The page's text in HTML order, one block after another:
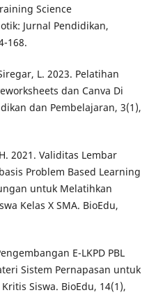
Science
Jurnal Pendidikan,
168.
L. 2023. Pelatihan
dan Canva Di
dan Pembelajaran, 3(1),
2021. Validitas Lembar
Problem Based Learning
untuk Melatihkan
Kelas X SMA. BioEdu,
E-LKPD PBL
Sistem Pernapasan untuk
Siswa. BioEdu, 14(1),